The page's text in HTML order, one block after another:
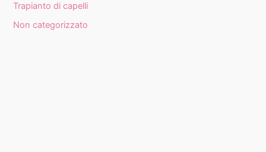
Trapianto di capelli
Non categorizzato